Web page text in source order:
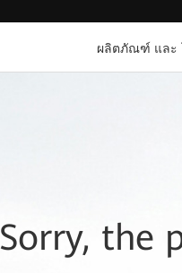
ผลิตภัณฑ์ และ
Sorry, the